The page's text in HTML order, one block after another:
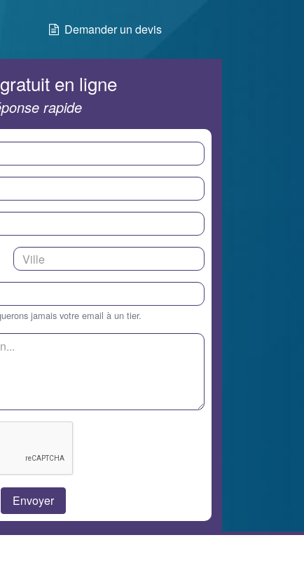
Demander un devis
en ligne
rapide
jamais votre email à un tier.